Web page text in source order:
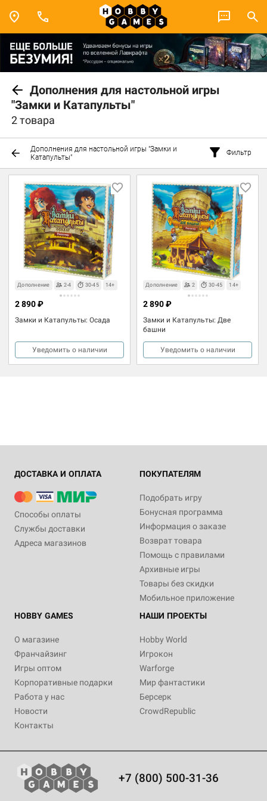
Дополнения для настольной игры
"Замки и Катапульты"
2 товара
Дополнения для настольной игры "Замки и
Катапульты"
Фильтр
Дополнение 2-4 30-45 14+
Замки и Катапульты: Осада
2 890 ₽
Уведомить о наличии
Дополнение 2 30-45 14+
Замки и Катапульты: Две
башни
2 890 ₽
Уведомить о наличии
ДОСТАВКА И ОПЛАТА
Способы оплаты
Службы доставки
Адреса магазинов
ПОКУПАТЕЛЯМ
Подобрать игру
Бонусная программа
Информация о заказе
Возврат товара
Помощь с правилами
Архивные игры
Товары без скидки
Мобильное приложение
HOBBY GAMES
О магазине
Франчайзинг
Игры оптом
Корпоративные подарки
Работа у нас
Новости
Контакты
НАШИ ПРОЕКТЫ
Hobby World
Игрокон
Warforge
Мир фантастики
Берсерк
CrowdRepublic
+7 (800) 500-31-36